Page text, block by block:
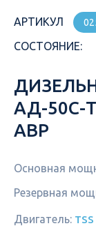
АРТИКУЛ
СОСТОЯНИЕ:
АД-50С-
АВР
Основная
Резервная
Двигатель: